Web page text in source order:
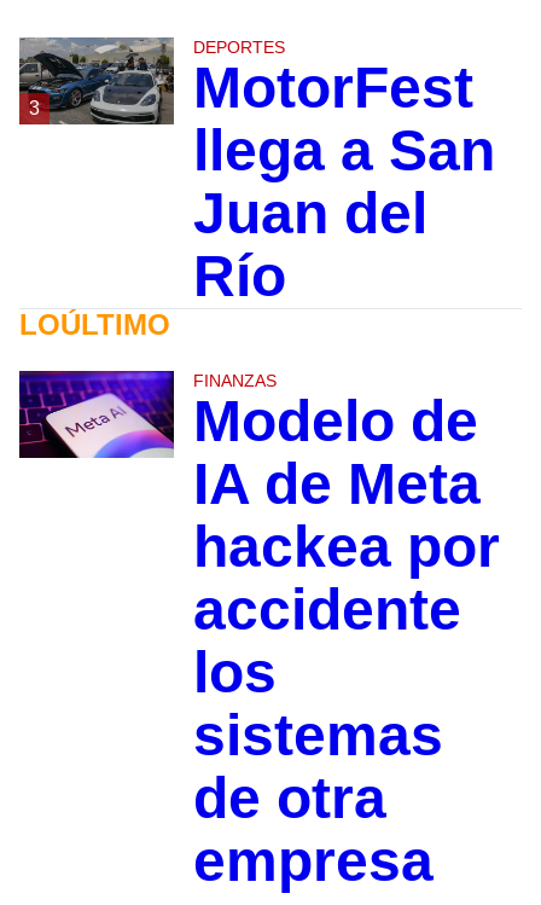
3
DEPORTES
MotorFest
llega a San
Juan del
Río
LOÚLTIMO
FINANZAS
Modelo de
IA de Meta
hackea por
accidente
los
sistemas
de otra
empresa